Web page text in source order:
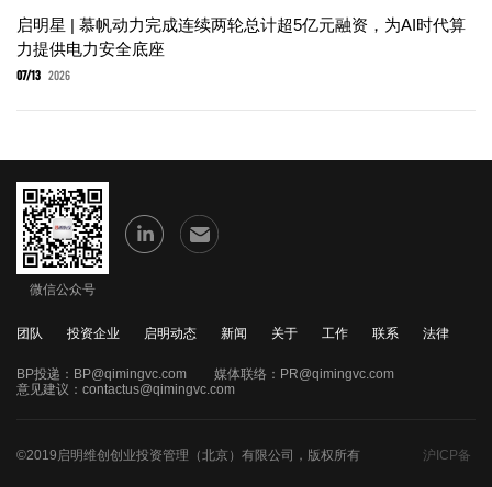
启明星 | 慕帆动力完成连续两轮总计超5亿元融资，为AI时代算
力提供电力安全底座
07/13 2026
微信公众号
团队 投资企业 启明动态 新闻 关于 工作 联系 法律
BP投递： BP@qimingvc.com 媒体联络： PR@qimingvc.com
意见建议： contactus@qimingvc.com
©2019启明维创创业投资管理（北京）有限公司，版权所有 沪ICP备